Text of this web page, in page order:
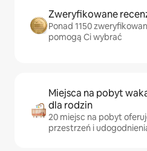
Zweryfikowane
Ponad 1150
pomogą Ci wybrać
Miejsca na pobyt
dla rodzin
20 miejsc na pobyt
przestrzeń i